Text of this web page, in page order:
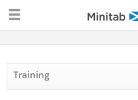
Training